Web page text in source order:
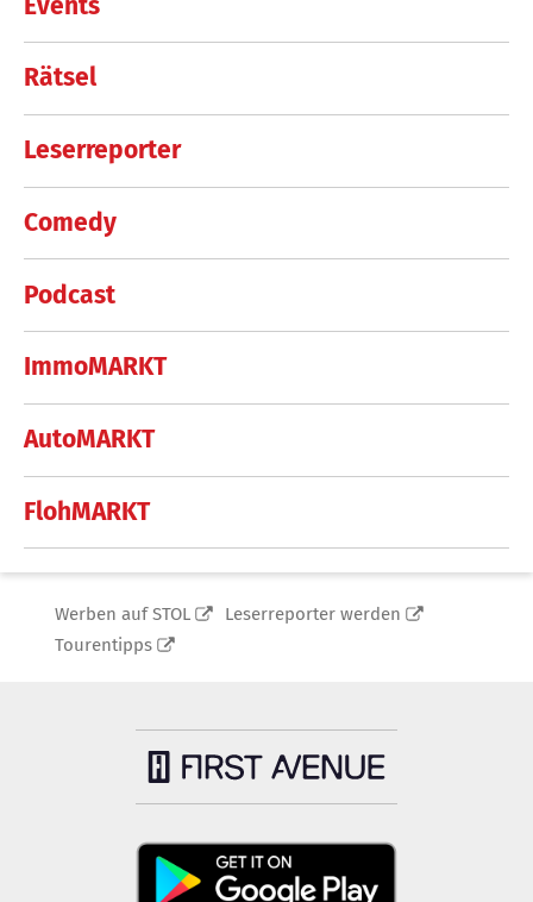
Rätsel
Leserreporter
Comedy
Podcast
ImmoMARKT
AutoMARKT
FlohMARKT
Werben auf STOL
Leserreporter werden
Tourentipps